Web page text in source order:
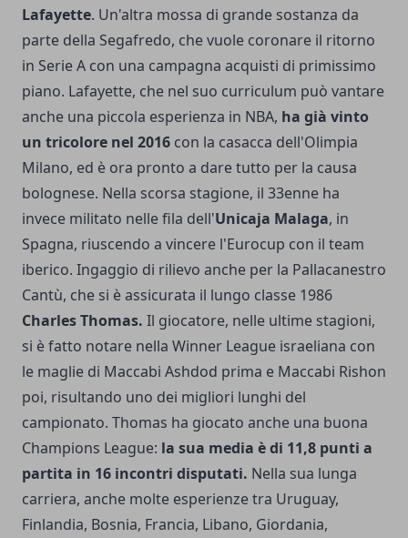
Lafayette. Un'altra mossa di grande sostanza da
parte della Segafredo, che vuole coronare il ritorno
in Serie A con una campagna acquisti di primissimo
piano. Lafayette, che nel suo curriculum può vantare
anche una piccola esperienza in NBA, ha già vinto
un tricolore nel 2016 con la casacca dell'Olimpia
Milano, ed è ora pronto a dare tutto per la causa
bolognese. Nella scorsa stagione, il 33enne ha
invece militato nelle fila dell'Unicaja Malaga, in
Spagna, riuscendo a vincere l'Eurocup con il team
iberico. Ingaggio di rilievo anche per la Pallacanestro
Cantù, che si è assicurata il lungo classe 1986
Charles Thomas. Il giocatore, nelle ultime stagioni,
si è fatto notare nella Winner League israeliana con
le maglie di Maccabi Ashdod prima e Maccabi Rishon
poi, risultando uno dei migliori lunghi del
campionato. Thomas ha giocato anche una buona
Champions League: la sua media è di 11,8 punti a
partita in 16 incontri disputati. Nella sua lunga
carriera, anche molte esperienze tra Uruguay,
Finlandia, Bosnia, Francia, Libano, Giordania,